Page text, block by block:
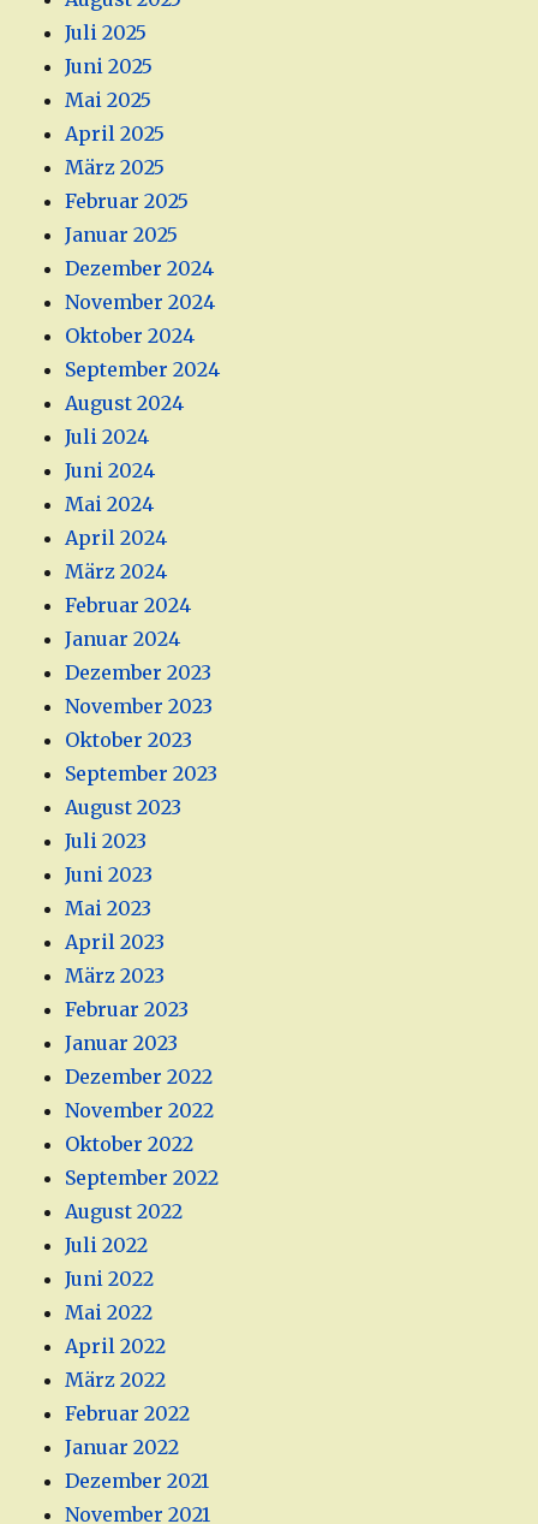
Juli 2025
Juni 2025
Mai 2025
April 2025
März 2025
Februar 2025
Januar 2025
Dezember 2024
November 2024
Oktober 2024
September 2024
August 2024
Juli 2024
Juni 2024
Mai 2024
April 2024
März 2024
Februar 2024
Januar 2024
Dezember 2023
November 2023
Oktober 2023
September 2023
August 2023
Juli 2023
Juni 2023
Mai 2023
April 2023
März 2023
Februar 2023
Januar 2023
Dezember 2022
November 2022
Oktober 2022
September 2022
August 2022
Juli 2022
Juni 2022
Mai 2022
April 2022
März 2022
Februar 2022
Januar 2022
Dezember 2021
November 2021